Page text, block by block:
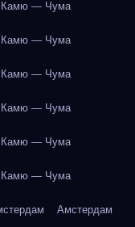
Камю — Чума
Камю — Чума
Камю — Чума
Камю — Чума
Камю — Чума
Камю — Чума
Амстердам